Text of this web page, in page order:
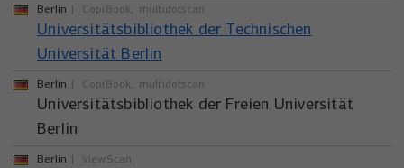
Berlin CopiBook multidotscan
Universitätsbibliothek der Technischen
Universität Berlin
Berlin CopiBook multidotscan
Universitätsbibliothek der Freien Universität
Berlin
Berlin ViewScan